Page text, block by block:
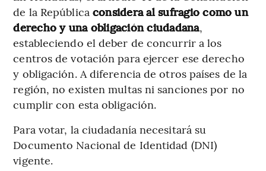
de la República considera al sufragio como un
derecho y una obligación ciudadana,
estableciendo el deber de concurrir a los
centros de votación para ejercer ese derecho
y obligación. A diferencia de otros países de la
región, no existen multas ni sanciones por no
cumplir con esta obligación.
Para votar, la ciudadanía necesitará su
Documento Nacional de Identidad (DNI)
vigente.